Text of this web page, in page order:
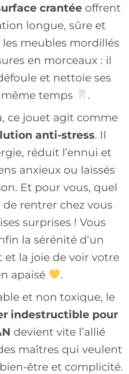
crantéeoffrent
longue, sûre et
meubles mordillés
en morceaux : il
et nettoie ses
temps
.
ce jouet agit comme
anti-stress. Il
réduit l’ennui et
anxieux ou laissés
Et pour vous, quel
rentrer chez vous
surprises ! Vous
la sérénité d’un
la joie de voir votre
apaisé
.
et non toxique, le
indestructible pour
devient vite l’allié
maîtres qui veulent
être et complicité.